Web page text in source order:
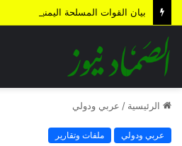
الرئيسية / عربي ودولي
عربي ودولي ملفات وتقارير